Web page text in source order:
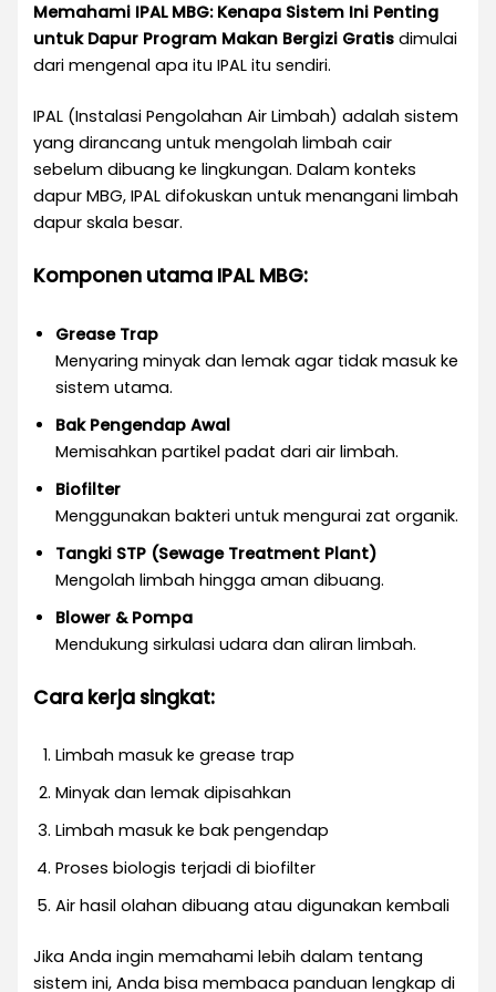
Memahami IPAL MBG: Kenapa Sistem Ini Penting
untuk Dapur Program Makan Bergizi Gratis dimulai
dari mengenal apa itu IPAL itu sendiri.
IPAL (Instalasi Pengolahan Air Limbah) adalah sistem
yang dirancang untuk mengolah limbah cair
sebelum dibuang ke lingkungan. Dalam konteks
dapur MBG, IPAL difokuskan untuk menangani limbah
dapur skala besar.
Komponen utama IPAL MBG:
Grease Trap
Menyaring minyak dan lemak agar tidak masuk ke
sistem utama.
Bak Pengendap Awal
Memisahkan partikel padat dari air limbah.
Biofilter
Menggunakan bakteri untuk mengurai zat organik.
Tangki STP (Sewage Treatment Plant)
Mengolah limbah hingga aman dibuang.
Blower & Pompa
Mendukung sirkulasi udara dan aliran limbah.
Cara kerja singkat:
Limbah masuk ke grease trap
Minyak dan lemak dipisahkan
Limbah masuk ke bak pengendap
Proses biologis terjadi di biofilter
Air hasil olahan dibuang atau digunakan kembali
Jika Anda ingin memahami lebih dalam tentang
sistem ini, Anda bisa membaca panduan lengkap di